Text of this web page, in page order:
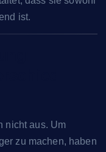
ist.
nicht aus. Um
zu machen, haben